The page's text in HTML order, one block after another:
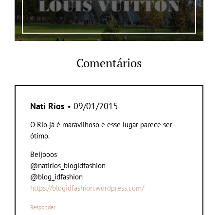
Comentários
Nati Rios • 09/01/2015
O Rio já é maravilhoso e esse lugar parece ser
ótimo.
Beijooos
@natirios_blogidfashion
@blog_idfashion
https://blogidfashion.wordpress.com/
Responder